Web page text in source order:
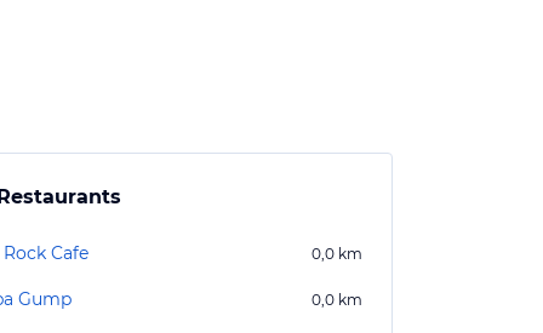
Cafe 0,0 km
Gump 0,0 km